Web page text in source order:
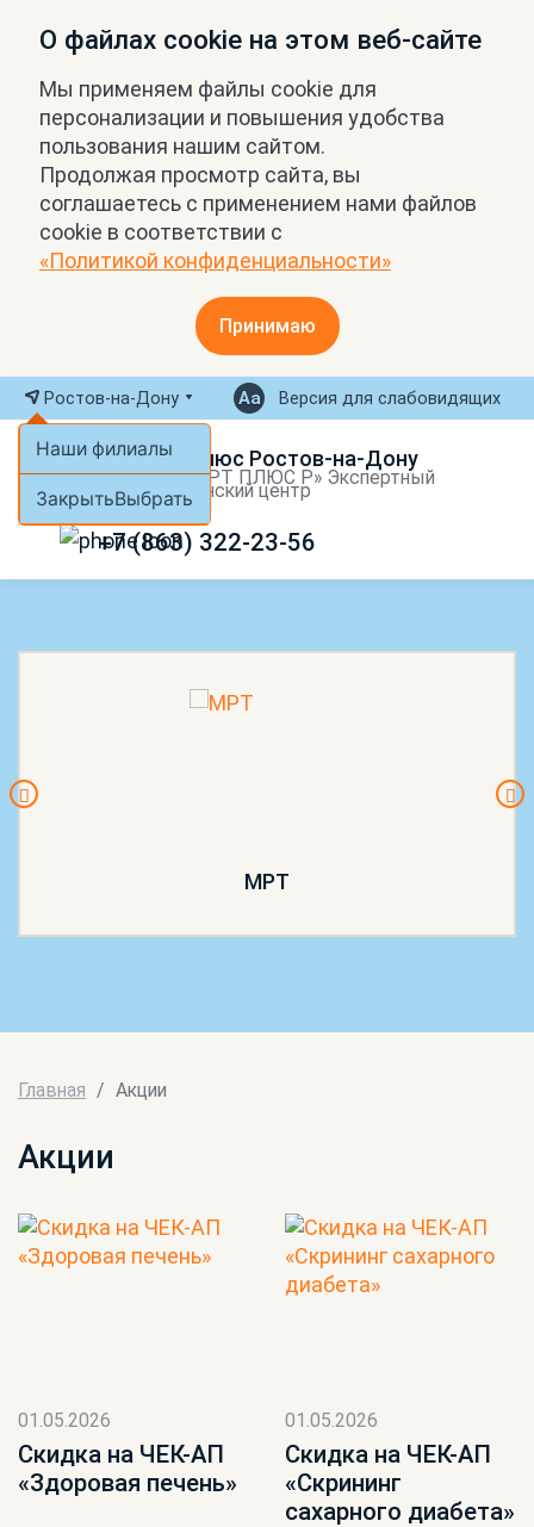
О файлах cookie на этом веб-сайте
Мы применяем файлы cookie для
персонализации и повышения удобства
пользования нашим сайтом.
Продолжая просмотр сайта, вы
соглашаетесь с применением нами файлов
cookie в соответствии с
«Политикой конфиденциальности»
Принимаю
Ростов-на-Дону
Наши филиалы
ЗакрытьВыбрать
Версия для слабовидящих
МРТ Плюс Ростов-на-Дону
ООО «МРТ ПЛЮС Р» Экспертный
медицинский центр
+7 (863) 322-23-56
МРТ
Главная Акции
Акции
01.05.2026
Скидка на ЧЕК-АП
«Здоровая печень»
01.05.2026
Скидка на ЧЕК-АП
«Скрининг
сахарного диабета»